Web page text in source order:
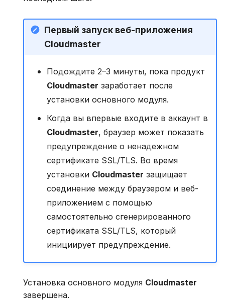
Первый запуск веб-приложения
Cloudmaster
Подождите 2–3 минуты, пока продукт
Cloudmaster заработает после
установки основного модуля.
Когда вы впервые входите в аккаунт в
Cloudmaster, браузер может показать
предупреждение о ненадежном
сертификате SSL/TLS. Во время
установки Cloudmaster защищает
соединение между браузером и веб-
приложением с помощью
самостоятельно сгенерированного
сертификата SSL/TLS, который
инициирует предупреждение.
Установка основного модуля Cloudmaster
завершена.